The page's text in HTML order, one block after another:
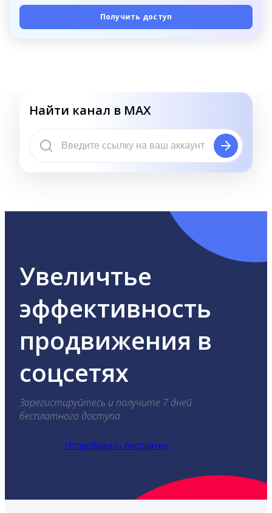
Получить доступ
Найти канал в MAX
Увеличтье
эффективность
продвижения в
соцсетях
Зарегистируйтесь и получите 7 дней
бесплатного доступа.
Попробовать бесплатно